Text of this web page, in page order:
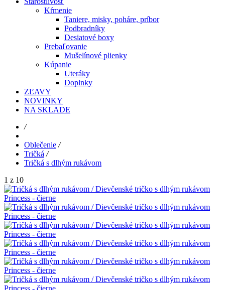
Kŕmenie
Taniere, misky, poháre, príbor
Podbradníky
Desiatové boxy
Prebaľovanie
Mušelínové plienky
Kúpanie
Uteráky
Doplnky
ZĽAVY
NOVINKY
NA SKLADE
/
Oblečenie /
Tričká /
Tričká s dlhým rukávom
1 z 10